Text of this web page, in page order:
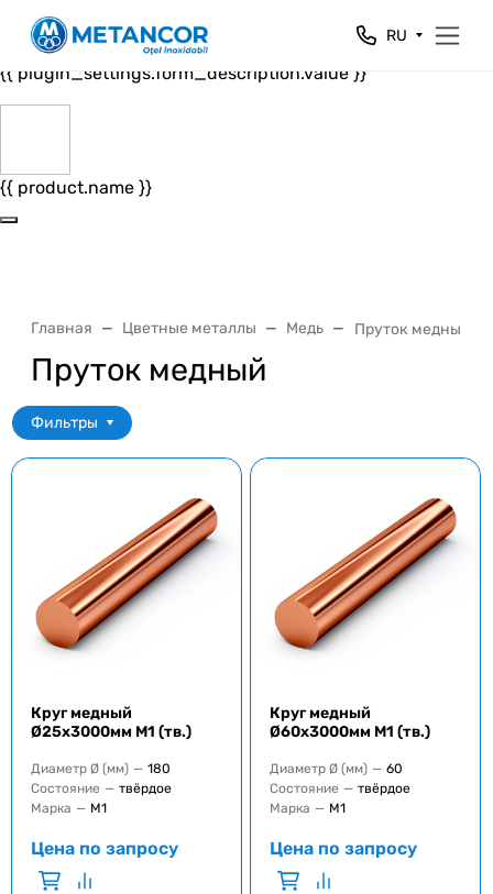
Close
{{ plugin_settings.form_header.value }}
{{ plugin_settings.form_description.value }}
{{ product.name }}
RU
Главная Цветные металлы Медь Пруток медный
Пруток медный
Фильтры
Круг медный
Ø25x3000мм M1 (тв.)
Диаметр Ø (мм) — 180
Состояние — твёрдое
Марка — M1
Цена по запросу
Круг медный
Ø60x3000мм M1 (тв.)
Диаметр Ø (мм) — 60
Состояние — твёрдое
Марка — M1
Цена по запросу